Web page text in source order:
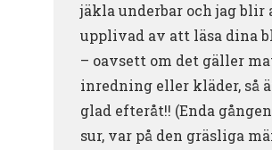
jäkla underbar och jag
upplivad av att läsa dina
– oavsett om det gäller
inredning eller kläder, så
glad efteråt!! (Enda
sur, var på den gräsliga